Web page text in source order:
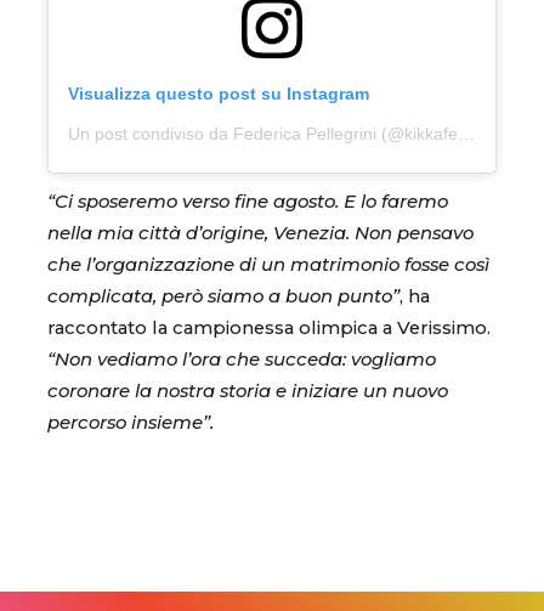
Visualizza questo post su Instagram
“Ci sposeremo verso fine agosto. E lo faremo
nella mia città d’origine, Venezia. Non pensavo
che l’organizzazione di un matrimonio fosse così
complicata, però siamo a buon punto”, ha
raccontato la campionessa olimpica a Verissimo.
“Non vediamo l’ora che succeda: vogliamo
coronare la nostra storia e iniziare un nuovo
percorso insieme”.